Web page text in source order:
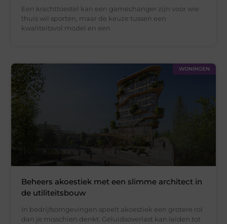
Een krachttoestel kan een gamechanger zijn voor wie
thuis wil sporten, maar de keuze tussen een
kwaliteitsvol model en een
WONINGEN
Beheers akoestiek met een slimme architect in
de utiliteitsbouw
In bedrijfsomgevingen speelt akoestiek een grotere rol
dan je misschien denkt. Geluidsoverlast kan leiden tot